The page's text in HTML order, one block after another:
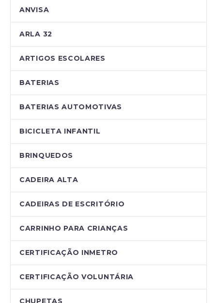
ANVISA
ARLA 32
ARTIGOS ESCOLARES
BATERIAS
BATERIAS AUTOMOTIVAS
BICICLETA INFANTIL
BRINQUEDOS
CADEIRA ALTA
CADEIRAS DE ESCRITÓRIO
CARRINHO PARA CRIANÇAS
CERTIFICAÇÃO INMETRO
CERTIFICAÇÃO VOLUNTÁRIA
CHUPETAS